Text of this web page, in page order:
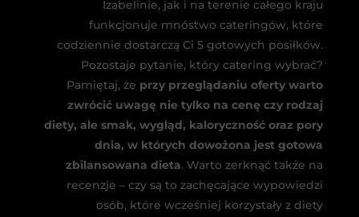
Izabelinie, jak i na terenie całego kraju
funkcjonuje mnóstwo cateringów, które
codziennie dostarczą Ci 5 gotowych posiłków.
Pozostaje pytanie, który catering wybrać?
Pamiętaj, że przy przeglądaniu oferty warto
zwrócić uwagę nie tylko na cenę czy rodzaj
diety, ale smak, wygląd, kaloryczność oraz pory
dnia, w których dowożona jest gotowa
zbilansowana dieta. Warto zerknąć także na
recenzje – czy są to zachęcające wypowiedzi
osób, które wcześniej korzystały z diety